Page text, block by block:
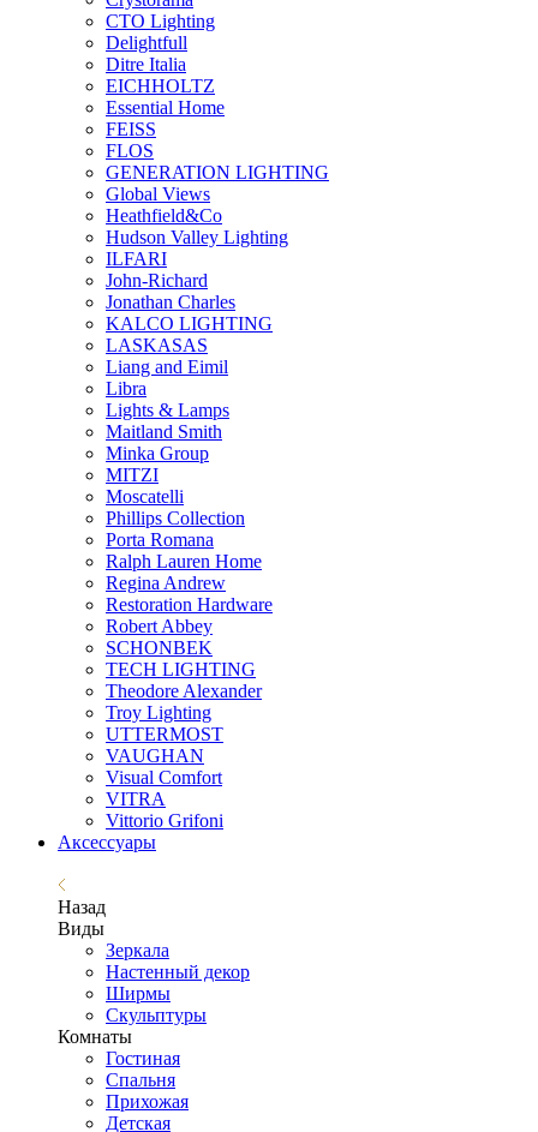
CTO Lighting
Delightfull
Ditre Italia
EICHHOLTZ
Essential Home
FEISS
FLOS
GENERATION LIGHTING
Global Views
Heathfield&Co
Hudson Valley Lighting
ILFARI
John-Richard
Jonathan Charles
KALCO LIGHTING
LASKASAS
Liang and Eimil
Libra
Lights & Lamps
Maitland Smith
Minka Group
MITZI
Moscatelli
Phillips Collection
Porta Romana
Ralph Lauren Home
Regina Andrew
Restoration Hardware
Robert Abbey
SCHONBEK
TECH LIGHTING
Theodore Alexander
Troy Lighting
UTTERMOST
VAUGHAN
Visual Comfort
VITRA
Vittorio Grifoni
Аксессуары
Назад
Виды
Зеркала
Настенный декор
Ширмы
Скульптуры
Комнаты
Гостиная
Спальня
Прихожая
Детская